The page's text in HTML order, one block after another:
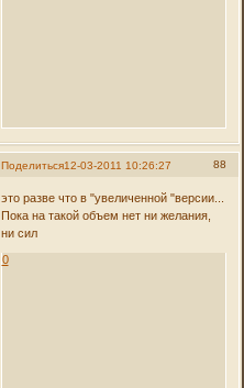
Поделиться 88
12-03-2011 10:26:27
это разве что в "увеличенной "версии...
Пока на такой объем нет ни желания,
ни сил
0